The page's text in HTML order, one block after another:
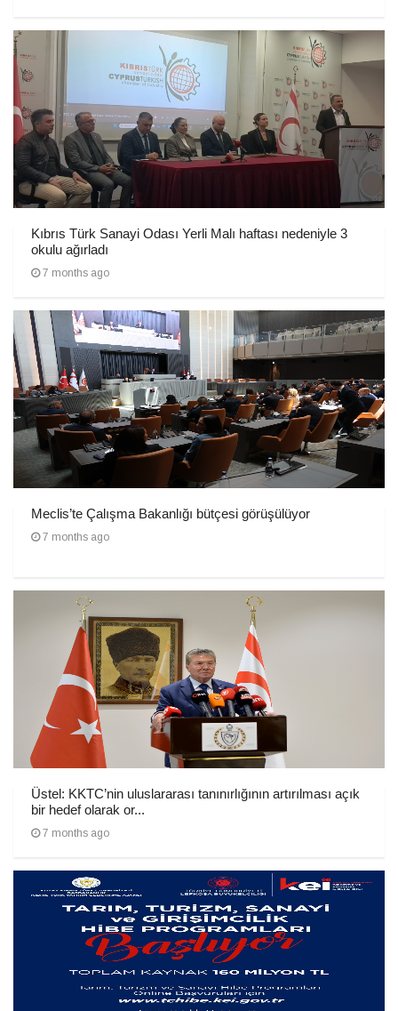
Kıbrıs Türk Sanayi Odası Yerli Malı haftası nedeniyle 3
okulu ağırladı
7 months ago
Meclis’te Çalışma Bakanlığı bütçesi görüşülüyor
7 months ago
Üstel: KKTC’nin uluslararası tanınırlığının artırılması açık
bir hedef olarak or...
7 months ago